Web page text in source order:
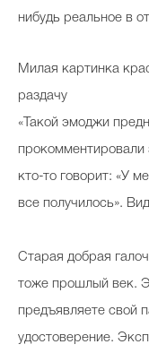
нибудь реальное в
Милая картинка
раздачу
«Такой эмоджи
прокомментировали
кто-то говорит: «У
все получилось».
Старая добрая
тоже прошлый век.
предъявляете свой
удостоверение.